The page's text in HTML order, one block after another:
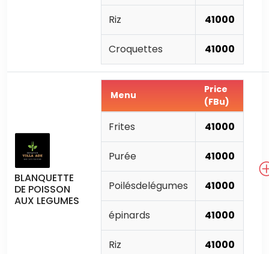
Riz 41000
Croquettes 41000
BLANQUETTE
DE POISSON
AUX LEGUMES
Menu
Price
(FBu)
Frites 41000
Purée 41000
Poilésdelégumes 41000
épinards 41000
Riz 41000